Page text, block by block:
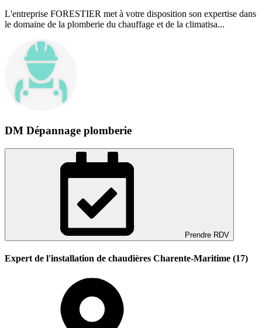
L'entreprise FORESTIER met à votre disposition son expertise dans
le domaine de la plomberie du chauffage et de la climatisa...
DM Dépannage plomberie
Prendre RDV
Expert de l'installation de chaudières Charente-Maritime (17)